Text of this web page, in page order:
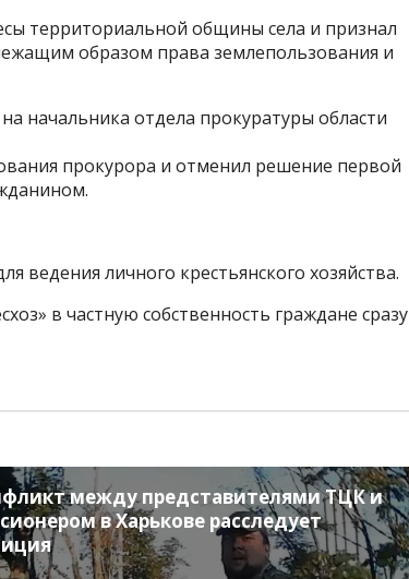
территориальной общины села и признал
образом права землепользования и
начальника отдела прокуратуры области
прокурора и отменил решение первой
ведения личного крестьянского хозяйства.
в частную собственность граждане сразу
между представителями ТЦК и
в Харькове расследует